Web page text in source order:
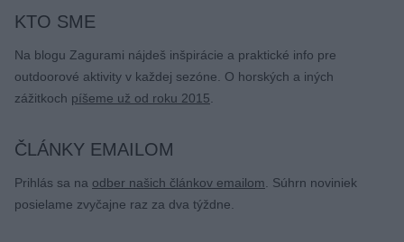
KTO SME
Na blogu Zagurami nájdeš inšpirácie a praktické info pre
outdoorové aktivity v každej sezóne. O horských a iných
zážitkoch píšeme už od roku 2015.
ČLÁNKY EMAILOM
Prihlás sa na odber našich článkov emailom. Súhrn noviniek
posielame zvyčajne raz za dva týždne.